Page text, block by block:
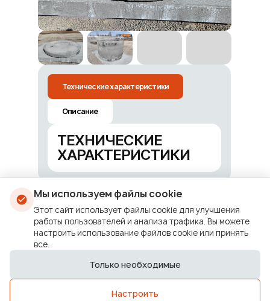
Технические характеристики
Описание
ТЕХНИЧЕСКИЕ
ХАРАКТЕРИСТИКИ
8 (800) 550-58-71
Мы используем файлы cookie
Этот сайт использует файлы cookie для улучшения
работы пользователей и анализа трафика. Вы можете
настроить использование файлов cookie или принять
все.
Только необходимые
Настроить